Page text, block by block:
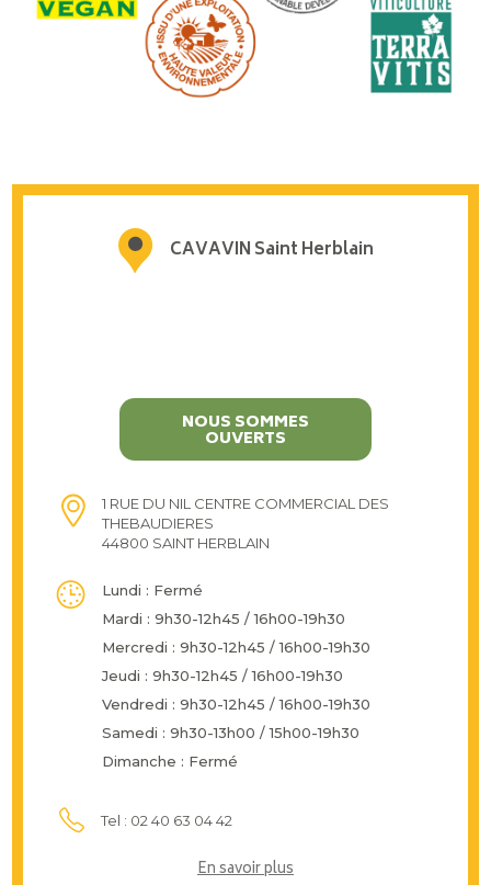
CAVAVIN Saint Herblain
NOUS SOMMES
OUVERTS
1 RUE DU NIL CENTRE COMMERCIAL DES
THEBAUDIERES
44800 SAINT HERBLAIN
Lundi : Fermé
Mardi : 9h30-12h45 / 16h00-19h30
Mercredi : 9h30-12h45 / 16h00-19h30
Jeudi : 9h30-12h45 / 16h00-19h30
Vendredi : 9h30-12h45 / 16h00-19h30
Samedi : 9h30-13h00 / 15h00-19h30
Dimanche : Fermé
Tel : 02 40 63 04 42
En savoir plus